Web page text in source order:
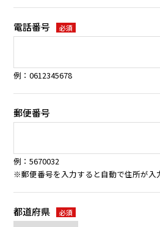
電話番号 必須
例：0612345678
郵便番号
例：5670032
※郵便番号を入力すると自動で住所が入
都道府県 必須